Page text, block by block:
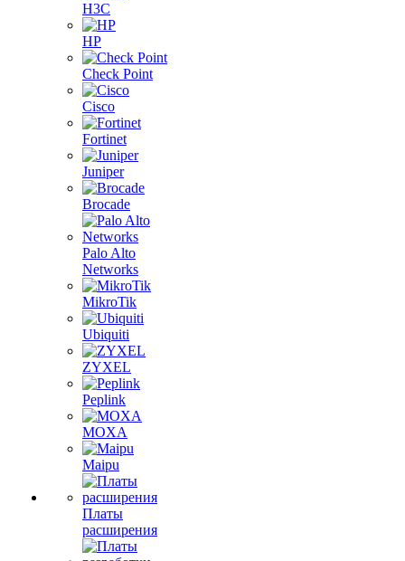
H3C
HP
Check Point
Cisco
Fortinet
Juniper
Brocade
Palo Alto
Networks
MikroTik
Ubiquiti
ZYXEL
Peplink
MOXA
Maipu
Платы
расширения